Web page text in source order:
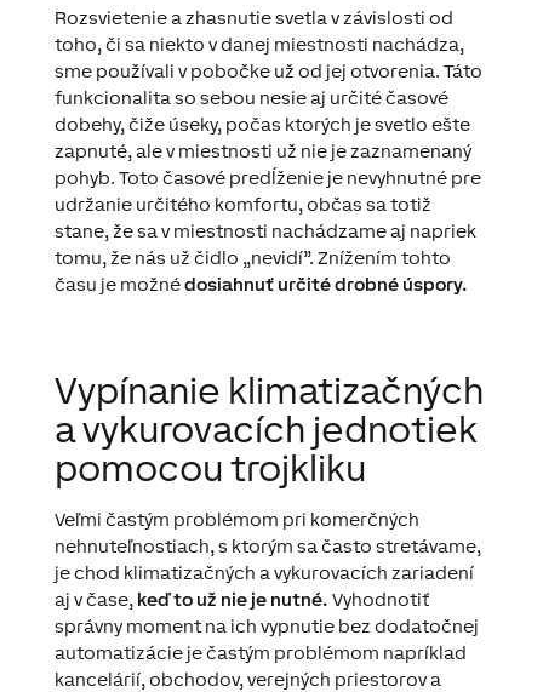
Rozsvietenie a zhasnutie svetla v závislosti od
toho, či sa niekto v danej miestnosti nachádza,
sme používali v pobočke už od jej otvorenia. Táto
funkcionalita so sebou nesie aj určité časové
dobehy, čiže úseky, počas ktorých je svetlo ešte
zapnuté, ale v miestnosti už nie je zaznamenaný
pohyb. Toto časové predĺženie je nevyhnutné pre
udržanie určitého komfortu, občas sa totiž
stane, že sa v miestnosti nachádzame aj napriek
tomu, že nás už čidlo „nevidí”. Znížením tohto
času je možnédosiahnuť určité drobné úspory.
Vypínanie klimatizačných
a vykurovacích jednotiek
pomocou trojkliku
Veľmi častým problémom pri komerčných
nehnuteľnostiach, s ktorým sa často stretávame,
je chod klimatizačných a vykurovacích zariadení
aj v čase, keď to už nie je nutné. Vyhodnotiť
správny moment na ich vypnutie bez dodatočnej
automatizácie je častým problémom napríklad
kancelárií, obchodov, verejných priestorov a